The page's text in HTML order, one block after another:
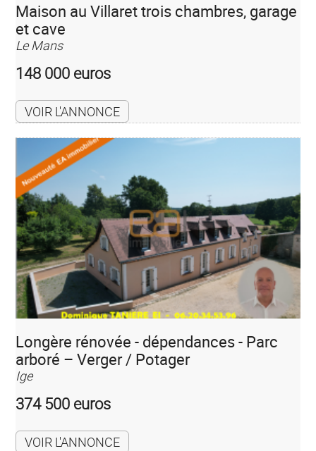
Maison au Villaret trois chambres, garage
et cave
Le Mans
148 000 euros
VOIR L'ANNONCE
Longère rénovée - dépendances - Parc
arboré – Verger / Potager
Ige
374 500 euros
VOIR L'ANNONCE